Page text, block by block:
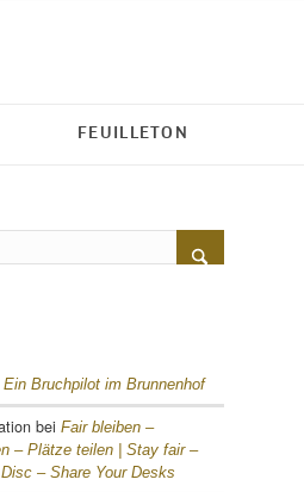
FEUILLETON
Ein Bruchpilot im Brunnenhof
bei Fair bleiben –
– Plätze teilen | Stay fair –
– Share Your Desks